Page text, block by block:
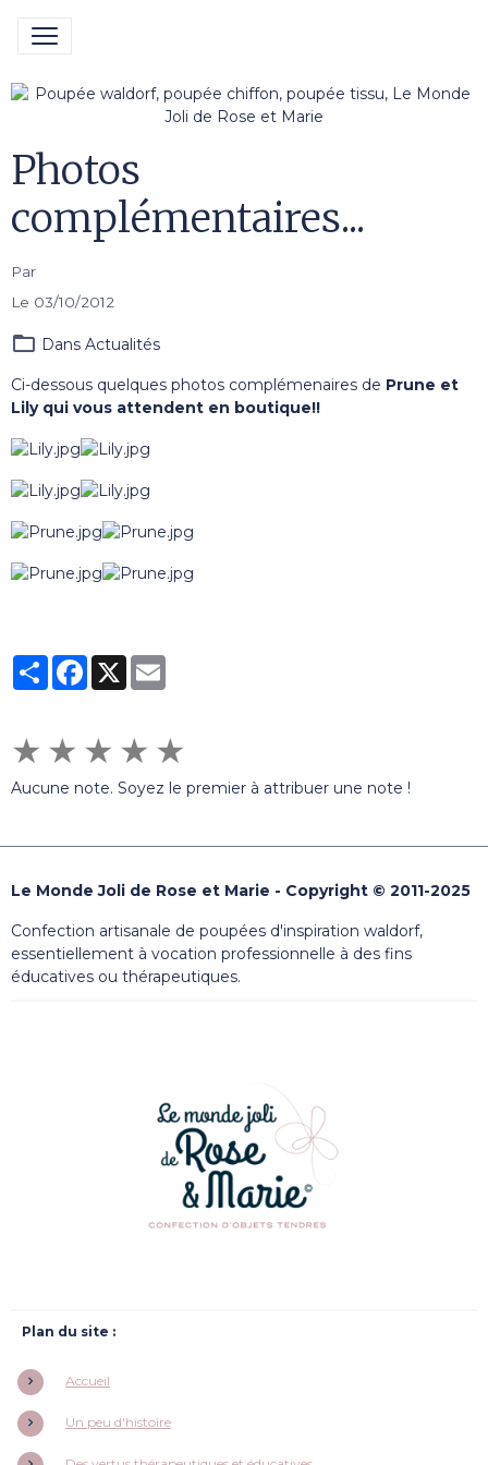
Photos
complémentaires...
Par
Le 03/10/2012
Dans Actualités
Ci-dessous quelques photos complémenaires de Prune et
Lily qui vous attendent en boutique!!
PartagerFacebook
X
★ ★ ★ ★ ★
Aucune note. Soyez le premier à attribuer une note !
Le Monde Joli de Rose et Marie - Copyright © 2011-2025
Confection artisanale de poupées d'inspiration waldorf,
essentiellement à vocation professionnelle à des fins
éducatives ou thérapeutiques.
Plan du site :
Accueil
Un peu d'histoire